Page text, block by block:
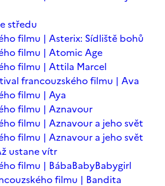
středu
filmu | Asterix: Sídliště bohů
filmu | Atomic Age
filmu | Attila Marcel
francouzského filmu | Ava
filmu | Aya
filmu | Aznavour
filmu | Aznavour a jeho svět
filmu | Aznavour a jeho svět
ustane vítr
filmu | BábaBabyBabygirl
filmu | Bandita